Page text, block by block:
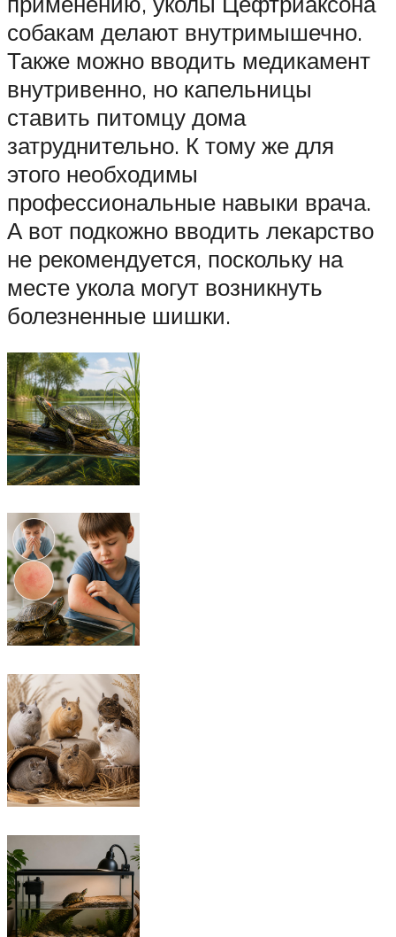
собакам делают внутримышечно.
Также можно вводить медикамент
внутривенно, но капельницы
ставить питомцу дома
затруднительно. К тому же для
этого необходимы
профессиональные навыки врача.
А вот подкожно вводить лекарство
не рекомендуется, поскольку на
месте укола могут возникнуть
болезненные шишки.